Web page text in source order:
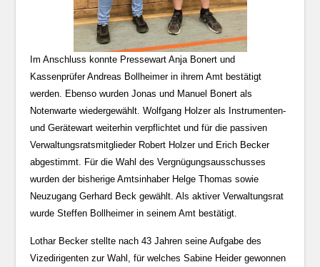
Im Anschluss konnte Pressewart Anja Bonert und
Kassenprüfer Andreas Bollheimer in ihrem Amt bestätigt
werden. Ebenso wurden Jonas und Manuel Bonert als
Notenwarte wiedergewählt. Wolfgang Holzer als Instrumenten-
und Gerätewart weiterhin verpflichtet und für die passiven
Verwaltungsratsmitglieder Robert Holzer und Erich Becker
abgestimmt. Für die Wahl des Vergnügungsausschusses
wurden der bisherige Amtsinhaber Helge Thomas sowie
Neuzugang Gerhard Beck gewählt. Als aktiver Verwaltungsrat
wurde Steffen Bollheimer in seinem Amt bestätigt.
Lothar Becker stellte nach 43 Jahren seine Aufgabe des
Vizedirigenten zur Wahl, für welches Sabine Heider gewonnen